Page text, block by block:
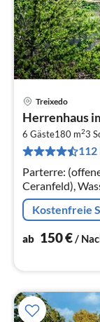
Treixedo
Herrenhaus
6 Gäste180 m23
Parterre:
Ceranfeld),
Kühl-/
Kostenfreie
ab 150€/